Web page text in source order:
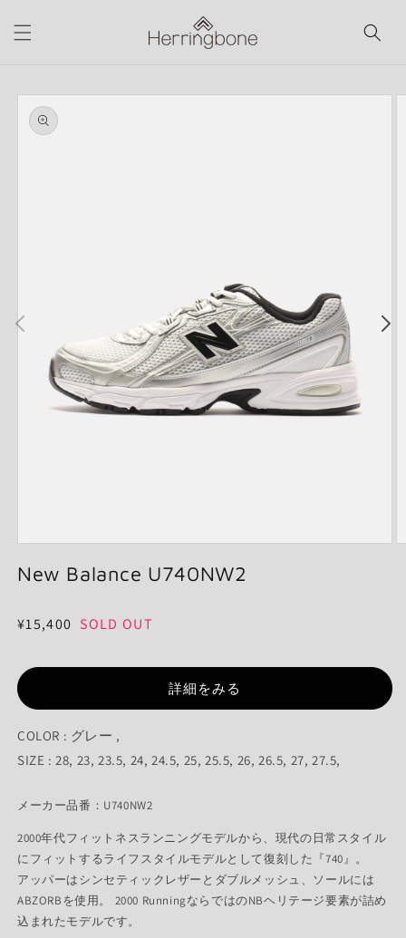
進む
商品情
報にス
キップ
ー
ダ
メ
ア
(1)
を
く
New Balance U740NW2
通
価
格
¥15,400 SOLD OUT
詳細をみる
COLOR : グレー ,
SIZE : 28, 23, 23.5, 24, 24.5, 25, 25.5, 26, 26.5, 27, 27.5,
メーカー品番：U740NW2
2000年代フィットネスランニングモデルから、現代の日常スタイル
にフィットするライフスタイルモデルとして復刻した『740』。
アッパーはシンセティックレザーとダブルメッシュ、ソールには
ABZORBを使用。 2000 RunningならではのNBヘリテージ要素が詰め
込まれたモデルです。